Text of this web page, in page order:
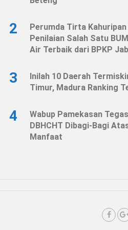
2
Perumda Tirta Kahuripan
Penilaian Salah Satu
Air Terbaik dari BPKP
3
Inilah 10 Daerah
Timur, Madura Ranking
4
Wabup Pamekasan
DBHCHT Dibagi-Bagi
Manfaat